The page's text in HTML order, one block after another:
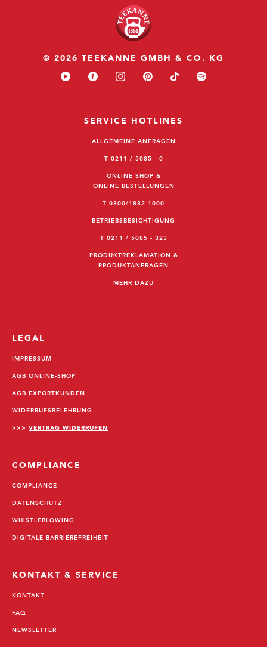
© 2026 TEEKANNE GMBH & CO. KG
SERVICE HOTLINES
ALLGEMEINE ANFRAGEN
T 0211 / 5085 - 0
ONLINE SHOP &
ONLINE BESTELLUNGEN
T 0800/1882 1000
BETRIEBSBESICHTIGUNG
T 0211 / 5085 - 323
PRODUKTREKLAMATION &
PRODUKTANFRAGEN
MEHR DAZU
LEGAL
IMPRESSUM
AGB ONLINE-SHOP
AGB EXPORTKUNDEN
WIDERRUFSBELEHRUNG
>>> VERTRAG WIDERRUFEN
COMPLIANCE
COMPLIANCE
DATENSCHUTZ
WHISTLEBLOWING
DIGITALE BARRIEREFREIHEIT
KONTAKT & SERVICE
KONTAKT
FAQ
NEWSLETTER